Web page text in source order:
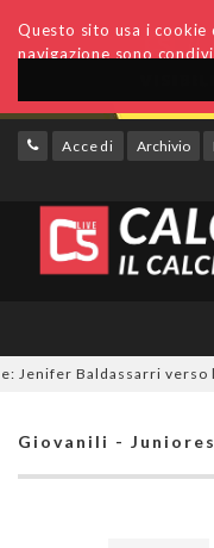
Questo sito usa i
navigazione sono
Accedi Archivio
Baldassarri verso la
Giovanili -